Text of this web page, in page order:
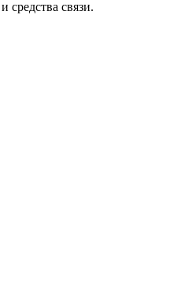
средства связи.